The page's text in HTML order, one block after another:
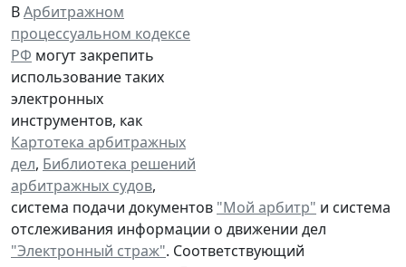
ВАрбитражном
процессуальном кодексе
РФ могут закрепить
использование таких
электронных
инструментов, как
Картотека арбитражных
дел, Библиотека решений
арбитражных судов,
система подачи документов "Мой арбитр" и система
отслеживания информации о движении дел
"Электронный страж". Соответствующий